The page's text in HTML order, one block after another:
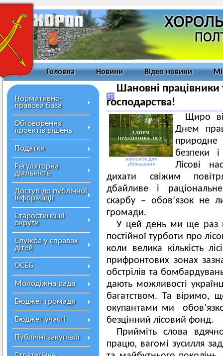
Головна Новини Відео новини
Нормативно-
правова база
Обговорення
проєктів рішень
Податки
Регуляторна
діяльність
Доступ до публічної
інформації
Старостинські
округи
Служба у справах
дітей
ОСББ
Молодіжна рада
Бюджет громади
Бюджет участі
Публічні закупівлі
Шановні працівники
господарства!
натисніть для
збільшення
Щиро
Днем
природне
безпеки і
Лісові
дихати свіжим
дбайливе і
скарбу – обов’язок не
громади.
У цей день ми ще раз
постійної турботи про
коли велика кількість
прифронтових зонах
обстрілів та
дають можливості
багатством. Та віримо,
окупантами ми
безцінний лісовий фонд.
Прийміть слова
працю, вагомі зусилля